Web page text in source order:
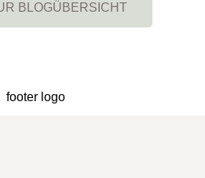
BLOGÜBERSICHT